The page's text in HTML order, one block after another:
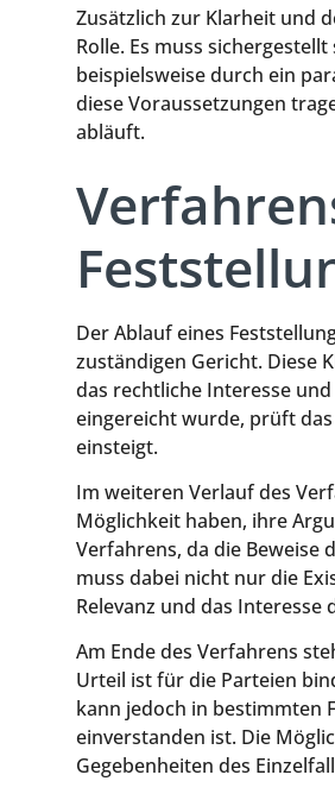
Zusätzlich zur Klarheit und
Rolle. Es muss
beispielsweise durch ein
diese Voraussetzungen
abläuft.
Der Ablauf eines
zuständigen Gericht. Diese
das rechtliche Interesse
eingereicht wurde, prüft
einsteigt.
Im weiteren Verlauf des
Möglichkeit haben, ihre
Verfahrens, da die Beweise
muss dabei nicht nur die
Relevanz und das Interesse
Am Ende des Verfahrens
Urteil ist für die Parteien
kann jedoch in bestimmten
einverstanden ist. Die
Gegebenheiten des